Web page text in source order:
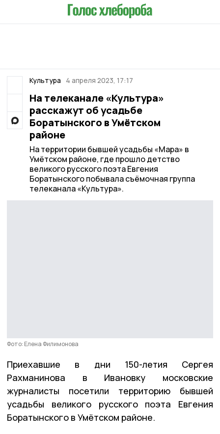
Культура 4 апреля 2023, 17:17
На телеканале «Культура»
расскажут об усадьбе
Боратынского в Умётском
районе
На территории бывшей усадьбы «Мара» в
Умётском районе, где прошло детство
великого русского поэта Евгения
Боратынского побывала съёмочная группа
телеканала «Культура».
Фото: Елена Филимонова
Приехавшие в дни 150-летия Сергея
Рахманинова в Ивановку московские
журналисты посетили территорию бывшей
усадьбы великого русского поэта Евгения
Боратынского в Умётском районе.